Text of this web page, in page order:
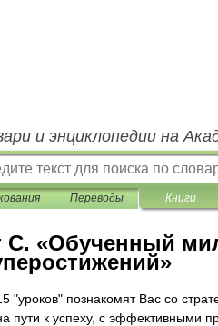
и энциклопедии на
Переводы Книги
С. «Обученный
"уроков" познакомят Вас со
пути к успеху, с эффективными